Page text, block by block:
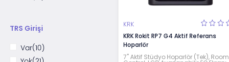
50Hz-24kHz
40Hz-24kHz
TRS Girişi
Var(10)
KRK
KRK Rokit RP7 G4 Aktif Referans
Hoparlör
7" Aktif Stüdyo Hoparlör (Tek), Room